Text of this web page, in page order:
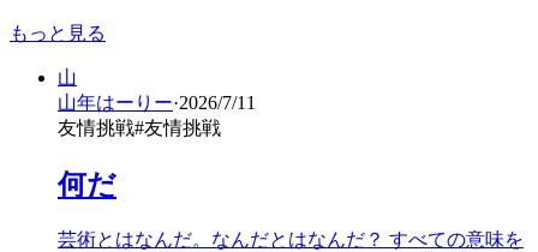
もっと見る
山
山年はーりー·2026/7/11
友情挑戦#友情挑戦
何だ
芸術とはなんだ。なんだとはなんだ？ すべての意味を